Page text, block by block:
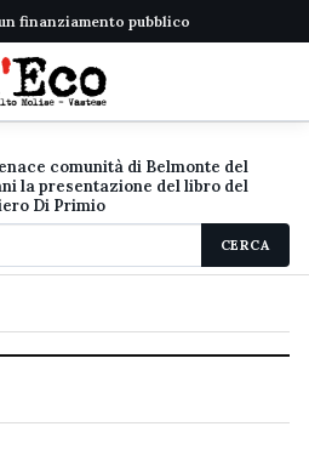
finanziamento pubblico
comunità di Belmonte del
la presentazione del libro del
Di Primio
CERCA